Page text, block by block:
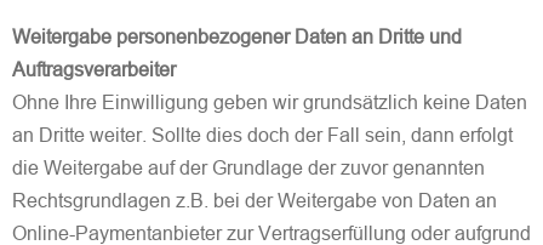
Weitergabe personenbezogener Daten an Dritte und
Auftragsverarbeiter
Ohne Ihre Einwilligung geben wir grundsätzlich keine Daten
an Dritte weiter. Sollte dies doch der Fall sein, dann erfolgt
die Weitergabe auf der Grundlage der zuvor genannten
Rechtsgrundlagen z.B. bei der Weitergabe von Daten an
Online-Paymentanbieter zur Vertragserfüllung oder aufgrund